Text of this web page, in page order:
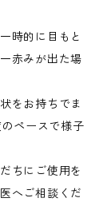
時的に目もと
赤みが出た場
をお持ちでま
ペースで様子
ちにご使用を
へご相談くだ